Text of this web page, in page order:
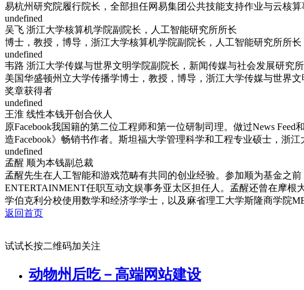
易杭州研究院履行院长，全部担任网易集团公共技能支持作业与云核
undefined
吴飞 浙江大学核算机学院副院长，人工智能研究所所长
博士，教授，博导，浙江大学核算机学院副院长，人工智能研究所所
undefined
韦路 浙江大学传媒与世界文明学院副院长，新闻传媒与社会发展研究
美国华盛顿州立大学传播学博士，教授，博导，浙江大学传媒与世界
奖章获得者
undefined
王淮 线性本钱开创合伙人
原Facebook我国籍的第二位工程师和第一位研制司理。做过News
造Facebook》畅销书作者。斯坦福大学管理科学和工程专业硕士，浙江
undefined
孟醒 顺为本钱副总裁
孟醒先生在人工智能和游戏范畴有共同的创业经验。参加顺为基金之
ENTERTAINMENT任职互动文娱事务亚太区担任人。孟醒还曾在摩
学伯克利分校使用数学和经济学学士，以及麻省理工大学斯隆商学院
返回首页
试试长按二维码加关注
动物州后吃－高端网站建设